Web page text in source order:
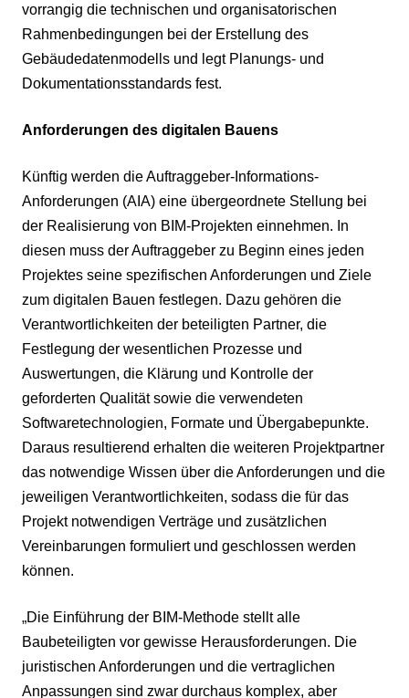
vorrangig die technischen und organisatorischen
Rahmenbedingungen bei der Erstellung des
Gebäudedatenmodells und legt Planungs- und
Dokumentationsstandards fest.
Anforderungen des digitalen Bauens
Künftig werden die Auftraggeber-Informations-
Anforderungen (AIA) eine übergeordnete Stellung bei
der Realisierung von BIM-Projekten einnehmen. In
diesen muss der Auftraggeber zu Beginn eines jeden
Projektes seine spezifischen Anforderungen und Ziele
zum digitalen Bauen festlegen. Dazu gehören die
Verantwortlichkeiten der beteiligten Partner, die
Festlegung der wesentlichen Prozesse und
Auswertungen, die Klärung und Kontrolle der
geforderten Qualität sowie die verwendeten
Softwaretechnologien, Formate und Übergabepunkte.
Daraus resultierend erhalten die weiteren Projektpartner
das notwendige Wissen über die Anforderungen und die
jeweiligen Verantwortlichkeiten, sodass die für das
Projekt notwendigen Verträge und zusätzlichen
Vereinbarungen formuliert und geschlossen werden
können.
„Die Einführung der BIM-Methode stellt alle
Baubeteiligten vor gewisse Herausforderungen. Die
juristischen Anforderungen und die vertraglichen
Anpassungen sind zwar durchaus komplex, aber